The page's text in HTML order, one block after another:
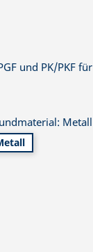
und PK/PKF für
Metall